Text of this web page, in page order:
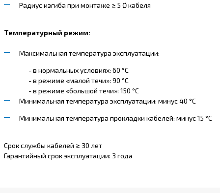
Радиус изгиба при монтаже ≥ 5 Ø кабеля
Температурный режим:
Максимальная температура эксплуатации:
- в нормальных условиях: 60 °С
- в режиме «малой течи»: 90 °С
- в режиме «большой течи»: 150 °С
Минимальная температура эксплуатации: минус 40 °С
Минимальная температура прокладки кабелей: минус 15 °С
Срок службы кабелей ≥ 30 лет
Гарантийный срок эксплуатации: 3 года